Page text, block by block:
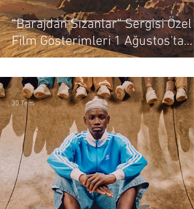
“Barajdan Sızanlar” Sergisi Özel
Film Gösterimleri 1 Ağustos'ta
Salt Beyoğlu'nda
30 Tem